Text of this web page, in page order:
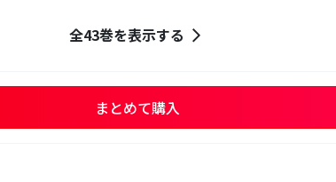
全43巻を表示する
まとめて購入